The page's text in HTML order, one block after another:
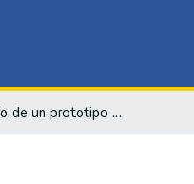
Desarrollo de un prototipo de sistema de predicción de riesgo de inseguridad alimentaria ligada al ingreso de los hogares